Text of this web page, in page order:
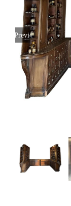
Previous